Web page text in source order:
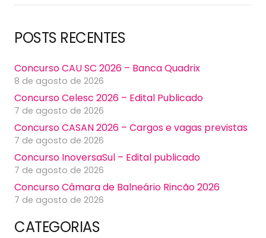
POSTS RECENTES
Concurso CAU SC 2026 – Banca Quadrix
8 de agosto de 2026
Concurso Celesc 2026 – Edital Publicado
7 de agosto de 2026
Concurso CASAN 2026 – Cargos e vagas previstas
7 de agosto de 2026
Concurso InoversaSul – Edital publicado
7 de agosto de 2026
Concurso Câmara de Balneário Rincão 2026
7 de agosto de 2026
CATEGORIAS